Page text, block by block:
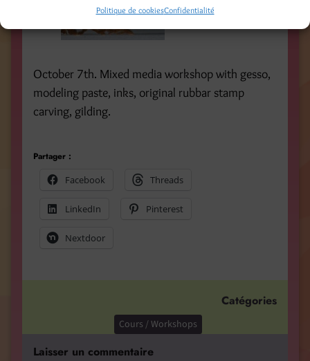
Politique de cookiesConfidentialité
October 7th. Mixed media workshop with gesso,
modeling paste, inks, original rubbar stamp
carving, gilding.
Partager :
Facebook
Threads
LinkedIn Pinterest
Nextdoor
Catégories
Cours / Workshops
Laisser un commentaire